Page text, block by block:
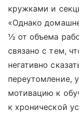
кружками и
«Однако
½ от объема
связано с тем,
негативно
переутомление,
мотивацию к
к хронической